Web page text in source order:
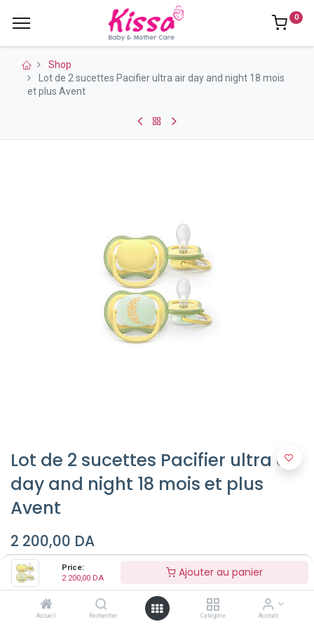
Price:
2 200,00 DA Ajouter au panier
Accueil Rechercher Catégorie Account
0
Shop
Lot de 2 sucettes Pacifier ultra air day and night 18 mois
et plus Avent
Lot de 2 sucettes Pacifier ultra air
day and night 18 mois et plus
Avent
2 200,00 DA
Ajouter au panier